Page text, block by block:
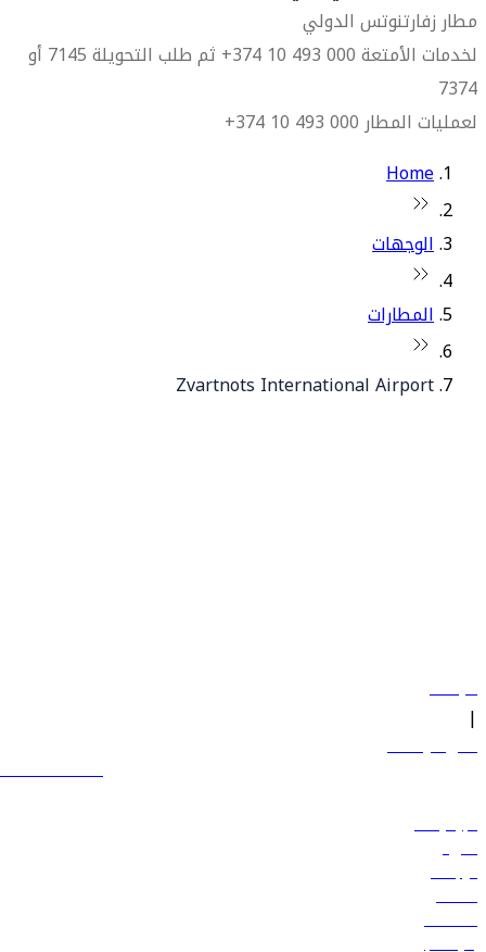
مطار زفارتنوتس الدولي
لخدمات الأمتعة 000 493 10 374+ ثم طلب التحويلة 7145 أو
7374
لعمليات المطار 000 493 10 374+
Home
الوجهات
المطارات
Zvartnots International Airport
سياساتنا
|
الشروط والأحكام
600 544 445
حجز الرحلات
العروض
الوجهات
الأمتعة
المساعدة
إدارة الحجز